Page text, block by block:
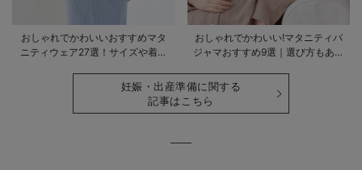
おしゃれでかわいいおすすめマタ
ニティウェア27選！サイズや着る
おしゃれでかわいい!マタニティパ
ジャマおすすめ9選｜選び方もあわ
妊娠・出産準備に関する
記事はこちら